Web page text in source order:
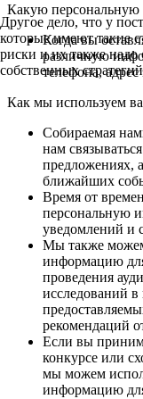
Другое дело, что у
которые имеют такие
риски и их также надо
собственных
Какую
Когда вы
различную
телефона,
Как мы используем
Собираемая
нам
предложениях,
ближайших
Время от
персональную
уведомлений и
Мы также
информацию
проведения
исследований
рекомендаций
Если вы
конкурсе или
мы можем
информацию